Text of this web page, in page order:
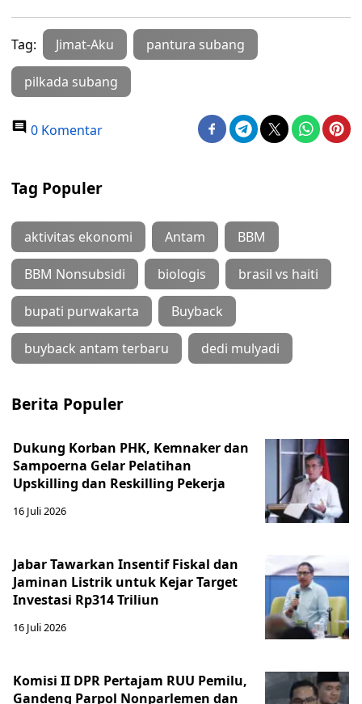
Tag: Jimat-Aku pantura subang
pilkada subang
0 Komentar
Tag Populer
aktivitas ekonomi Antam BBM
BBM Nonsubsidi biologis brasil vs haiti
bupati purwakarta Buyback
buyback antam terbaru dedi mulyadi
Berita Populer
Dukung Korban PHK, Kemnaker dan
Sampoerna Gelar Pelatihan
Upskilling dan Reskilling Pekerja
16 Juli 2026
Jabar Tawarkan Insentif Fiskal dan
Jaminan Listrik untuk Kejar Target
Investasi Rp314 Triliun
16 Juli 2026
Komisi II DPR Pertajam RUU Pemilu,
Gandeng Parpol Nonparlemen dan